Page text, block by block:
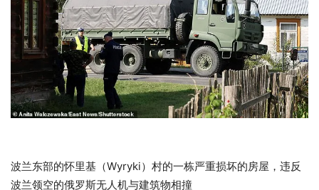
波兰东部的怀里基（Wyryki）村的一栋严重损坏的房屋，违反
波兰领空的俄罗斯无人机与建筑物相撞